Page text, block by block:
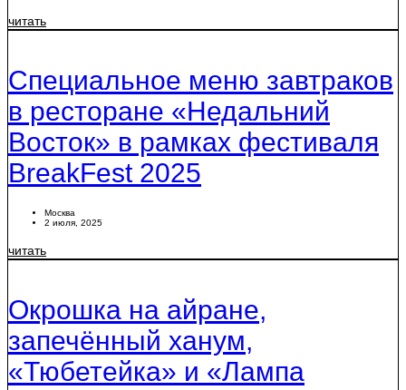
читать
Специальное меню завтраков
в ресторане «Недальний
Восток» в рамках фестиваля
BreakFest 2025
Москва
2 июля, 2025
читать
Окрошка на айране,
запечённый ханум,
«Тюбетейка» и «Лампа